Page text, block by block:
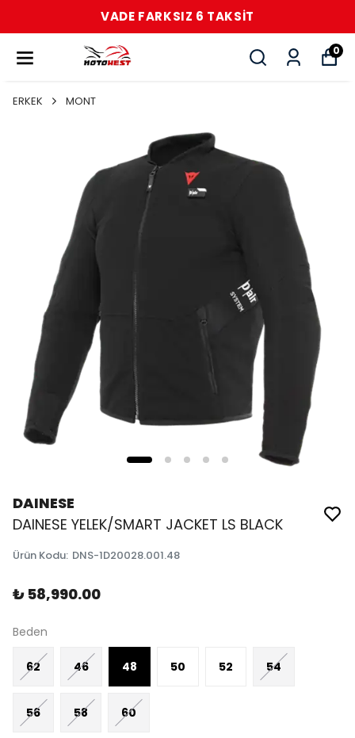
VADE FARKSIZ 6 TAKSİT
0
ERKEK MONT
DAINESE
DAINESE YELEK/SMART JACKET LS BLACK
Ürün Kodu: DNS-1D20028.001.48
₺ 58,990.00
Beden
62 46 48 50 52 54
56 58 60